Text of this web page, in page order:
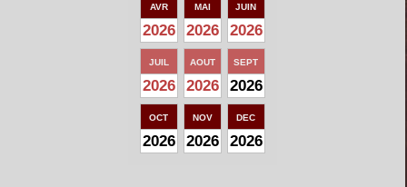
AVR
2026
MAI
2026
JUIN
2026
JUIL
2026
AOUT
2026
SEPT
2026
OCT
2026
NOV
2026
DEC
2026